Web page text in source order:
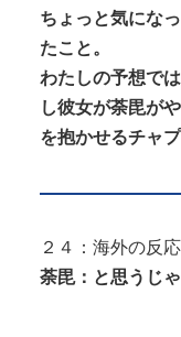
ちょっと気にな
たこと。
わたしの予想で
し彼女が荼毘が
を抱かせるチャ
２４：海外の反応
荼毘：と思うじ